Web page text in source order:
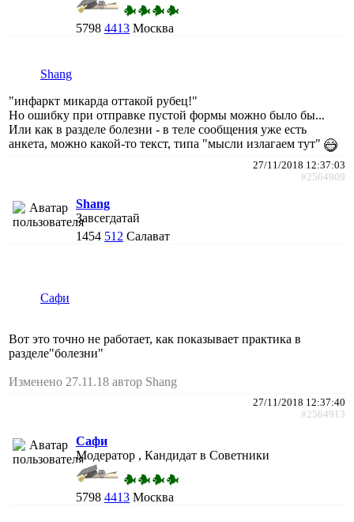
5798 4413 Москва
Shang
"инфаркт микарда оттакой рубец!"
Но ошибку при отправке пустой формы можно было бы...
Или как в разделе болезни - в теле сообщения уже есть
анкета, можно какой-то текст, типа "мысли излагаем тут"
27/11/2018 12:37:03
#2564909
Shang
Завсегдатай
1454 512 Салават
Сафи
Вот это точно не работает, как показывает практика в
разделе"болезни"
Изменено 27.11.18 автор Shang
27/11/2018 12:37:40
#2564913
Сафи
Модератор , Кандидат в Советники
5798 4413 Москва